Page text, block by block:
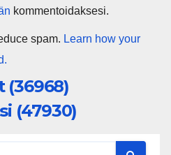
kommentoidaksesi.
spam. Learn how your
(36968)
(47930)